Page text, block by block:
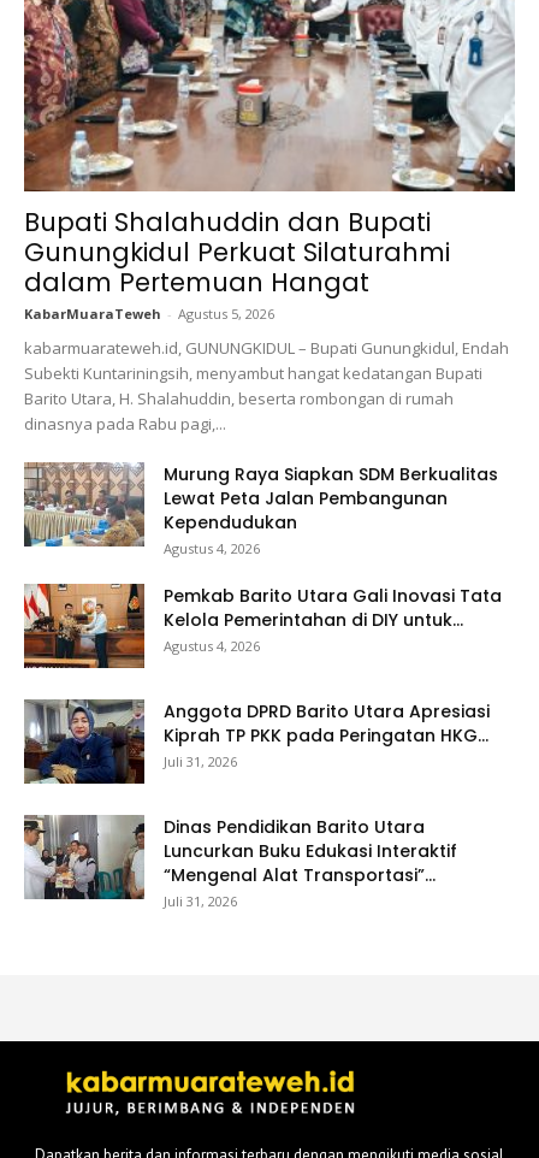
Bupati Shalahuddin dan Bupati
Gunungkidul Perkuat Silaturahmi
dalam Pertemuan Hangat
KabarMuaraTeweh - Agustus 5, 2026
kabarmuarateweh.id, GUNUNGKIDUL – Bupati Gunungkidul, Endah
Subekti Kuntariningsih, menyambut hangat kedatangan Bupati
Barito Utara, H. Shalahuddin, beserta rombongan di rumah
dinasnya pada Rabu pagi,...
Murung Raya Siapkan SDM Berkualitas
Lewat Peta Jalan Pembangunan
Kependudukan
Agustus 4, 2026
Pemkab Barito Utara Gali Inovasi Tata
Kelola Pemerintahan di DIY untuk...
Agustus 4, 2026
Anggota DPRD Barito Utara Apresiasi
Kiprah TP PKK pada Peringatan HKG...
Juli 31, 2026
Dinas Pendidikan Barito Utara
Luncurkan Buku Edukasi Interaktif
“Mengenal Alat Transportasi”...
Juli 31, 2026